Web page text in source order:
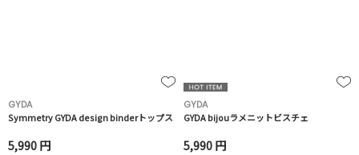
GYDA
Symmetry GYDA design binderトップス
5,990 円
GYDA
GYDA bijouラメニットビスチェ
5,990 円